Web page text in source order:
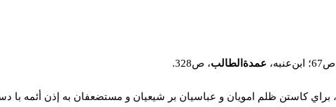
ابن‌عنبه، عمدة‌الطالب، ص328.
كاستن ظلم امويان و عباسيان بر شيعيان و مستضعفان به إذن أئمه با